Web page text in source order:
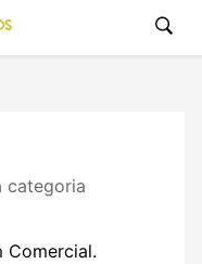
categoria
Comercial.